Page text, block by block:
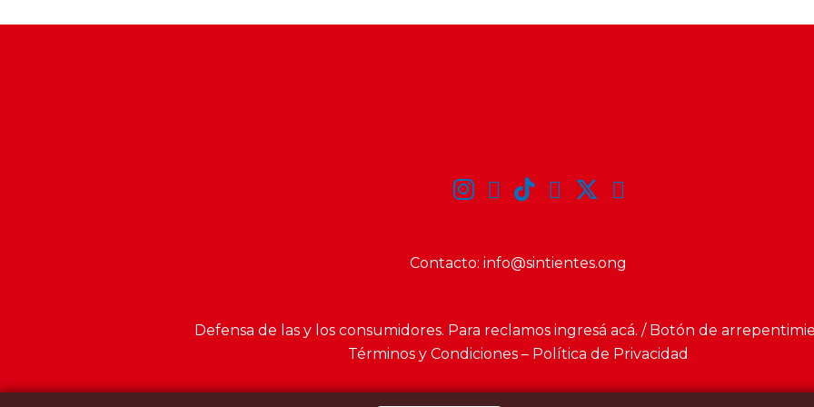
Contacto: info@sintientes.ong
Defensa de las y los consumidores. Para reclamos ingresá acá. / Botón de
Términos y Condiciones – Política de Privacidad